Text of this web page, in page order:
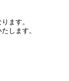
ます。
します。